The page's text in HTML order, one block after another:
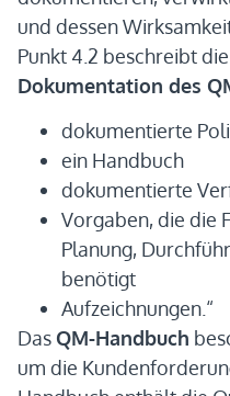
und dessen
Punkt 4.2 beschreibt
Dokumentation des
dokumentierte
ein Handbuch
dokumentierte
Vorgaben, die die
Planung,
benötigt
Aufzeichnungen.“
Das QM-Handbuch
um die